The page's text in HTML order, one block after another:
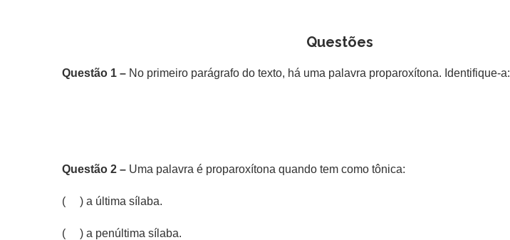
Questões
Questão 1 – No primeiro parágrafo do texto, há uma palavra proparoxítona. Identifique-a:
Questão 2 – Uma palavra é proparoxítona quando tem como tônica:
( ) a última sílaba.
( ) a penúltima sílaba.